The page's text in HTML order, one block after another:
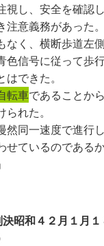
視し、安全を確認
意義務があった。
なく、横断歩道左
色信号に従って歩
できた。
転車であることか
れた。
然同一速度で進行
せているのである
昭和４２月１月